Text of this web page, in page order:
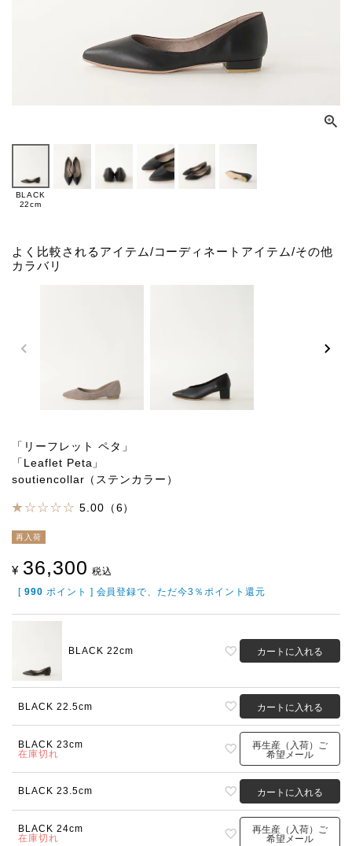
BLACK
22cm
よく比較されるアイテム/コーディネートアイテム/その他
カラバリ
「リーフレット ペタ」
「Leaflet Peta」
soutiencollar（ステンカラー）
5.00（6）
再入荷
¥ 36,300 税込
[ 990 ポイント ] 会員登録で、ただ今3％ポイント還元
BLACK 22cm カートに入れる
BLACK 22.5cm カートに入れる
BLACK 23cm
在庫切れ
再生産（入荷）ご
希望メール
BLACK 23.5cm カートに入れる
BLACK 24cm
在庫切れ
再生産（入荷）ご
希望メール